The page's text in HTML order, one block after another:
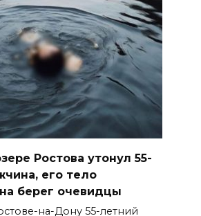
Ростова утонул 55-
его тело
берег очевидцы
на-Дону 55-летний